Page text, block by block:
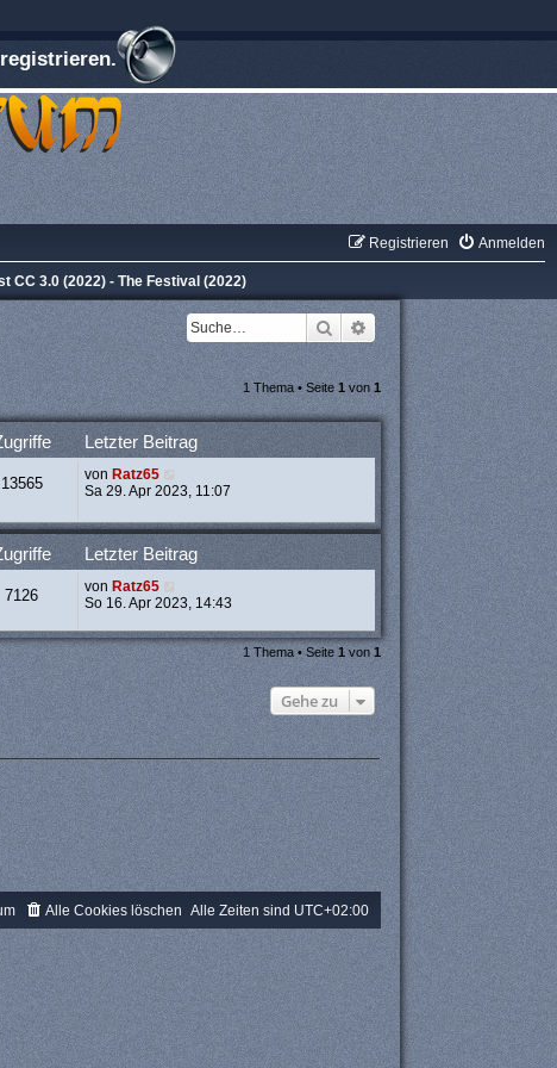
Anmelden
Registrieren
CC 3.0 (2022) - The Festival (2022)
Suche
Erweiterte Suche
1 Thema • Seite1 von1
Letzter Beitrag
13565 von Ratz65
Sa 29. Apr 2023, 11:07
Letzter Beitrag
7126 von Ratz65
So 16. Apr 2023, 14:43
1 Thema • Seite1von1
Gehe zu
Alle Zeiten sind UTC+02:00
Alle Cookies löschen